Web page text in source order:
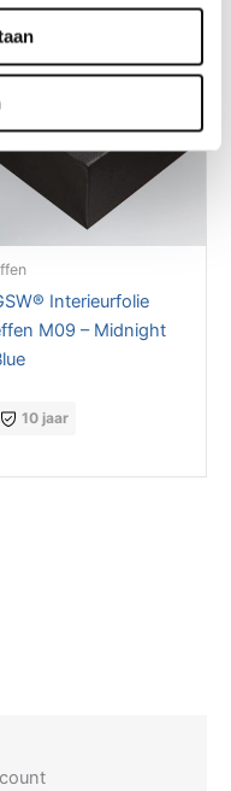
Interieurfolie
M09 – Midnight
10 jaar